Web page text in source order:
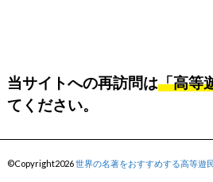
当サイトへの再訪問は「高等
てください。
©Copyright2026世界の名著をおすすめする高等遊